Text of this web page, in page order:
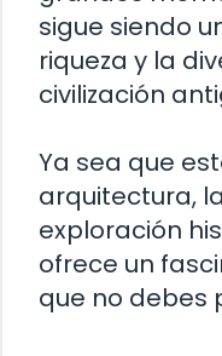
sigue siendo
riqueza y la
civilización
Ya sea que
arquitectura,
exploración
ofrece un
que no debes